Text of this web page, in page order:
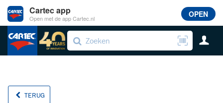
TERUG
Cartec app
Open met de app Cartec.nl OPEN